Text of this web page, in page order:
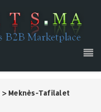
> Meknès-Tafilalet